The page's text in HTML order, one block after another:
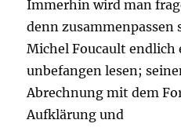
Immerhin wird man
denn zusammenpassen
Michel Foucault endlich
unbefangen lesen;
Abrechnung mit dem
Aufklärung und